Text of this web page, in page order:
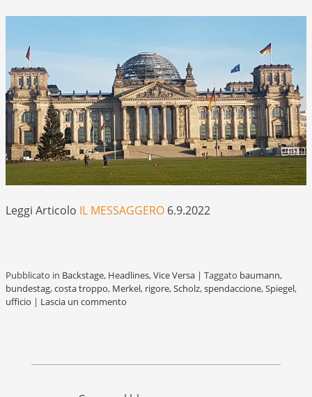
Leggi Articolo IL MESSAGGERO 6.9.2022
Pubblicato in Backstage, Headlines,Vice Versa | Taggato baumann,
bundestag,costa troppo, Merkel, rigore,Scholz,spendaccione,Spiegel,
ufficio | Lascia un commento